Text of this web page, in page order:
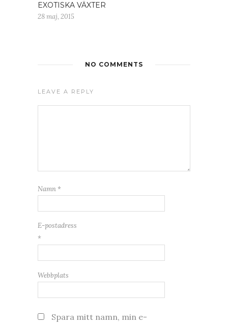
EXOTISKA VÄXTER
28 maj, 2015
NO COMMENTS
LEAVE A REPLY
Namn *
E-postadress
*
Webbplats
Spara mitt namn, min e-